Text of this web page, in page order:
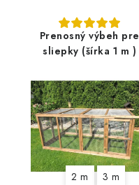
Prenosný výbeh pre
sliepky (šírka 1 m )
2 m 3 m